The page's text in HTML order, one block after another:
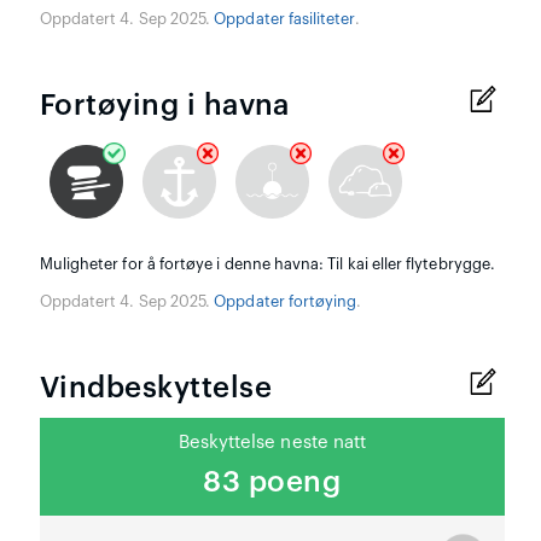
Oppdatert 4. Sep 2025.Oppdater fasiliteter.
Fortøying i havna
Muligheter for å fortøye i denne havna: Til kai eller flytebrygge.
Oppdatert 4. Sep 2025.Oppdater fortøying.
Vindbeskyttelse
Beskyttelse neste natt
83 poeng